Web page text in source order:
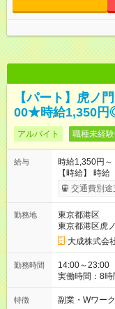
【パート】虎ノ
00★時給1,350円
アルバイト 職種未経
給与
時給1,350円～
【時給】 時給 1,350円/月
支払。 ●通勤
一番安いルートでの計
象となります。 【試用期間】試用期間あり 試用期間の長さ：3
ヶ月 雇用形態
交通費別途
勤務地
東京都港区
東京都港区虎
大成株式会
勤務時間
14:00～23:00
実働時間：8
特徴 副業・Wワー